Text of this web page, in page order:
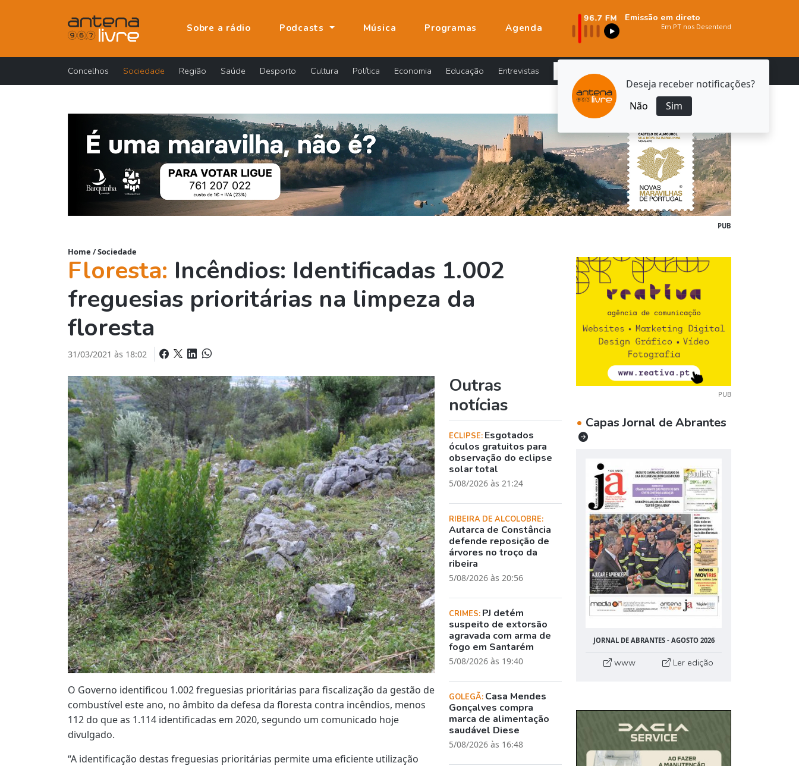
Deseja receber notificações?
Não
Sim
Sobre a rádio Podcasts Música Programas Agenda
Emissão em direto
Concelhos Sociedade Região Saúde Desporto Cultura Política Economia Educação Entrevistas
PUB
Home /Sociedade
Floresta: Incêndios: Identificadas 1.002
freguesias prioritárias na limpeza da
floresta
31/03/2021 às 18:02
O Governo identificou 1.002 freguesias prioritárias para fiscalização da gestão de
combustível este ano, no âmbito da defesa da floresta contra incêndios, menos
112 do que as 1.114 identificadas em 2020, segundo um comunicado hoje
divulgado.
“A identificação destas freguesias prioritárias permite uma eficiente utilização
Outras
notícias
ECLIPSE: Esgotados
óculos gratuitos para
observação do eclipse
solar total
5/08/2026 às 21:24
RIBEIRA DE ALCOLOBRE:
Autarca de Constância
defende reposição de
árvores no troço da
ribeira
5/08/2026 às 20:56
CRIMES: PJ detém
suspeito de extorsão
agravada com arma de
fogo em Santarém
5/08/2026 às 19:40
GOLEGÃ: Casa Mendes
Gonçalves compra
marca de alimentação
saudável Diese
5/08/2026 às 16:48
PUB
• Capas Jornal de Abrantes
JORNAL DE ABRANTES - AGOSTO 2026
www Ler edição